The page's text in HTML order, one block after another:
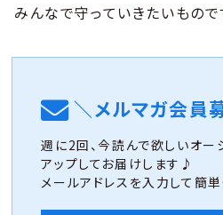
みんなで守っていきたいもので
＼メルマガ会員
週に2回、今読んで欲しいオー
アップしてお届けします♪
メールアドレスを入力して簡